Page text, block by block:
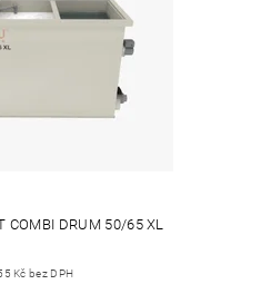
COMBI DRUM 50/65 XL
Kč bez DPH